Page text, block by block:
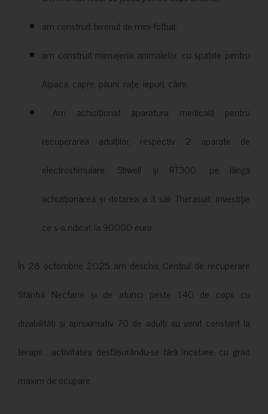
am construit terenul de mini-fotbal;
am construit menajeria animalelor, cu spațiile pentru
Alpaca, capre, păuni, rațe, iepuri, câini;
Am achiziționat aparatura medicală pentru
recuperarea adulților, respectiv 2 aparate de
electrostimulare: Stiwell și RT300, pe lângă
achiziționarea și dotarea a 3 săli Therasuit, investiție
ce s-a ridicat la 90000 euro.
În 28 octombrie 2025 am deschis Centrul de recuperare
Sfântul Nectarie și de atunci peste 140 de copii cu
dizabilități și aproximativ 70 de adulți au venit constant la
terapii , activitatea desfășurându-se fără încetare, cu grad
maxim de ocupare.